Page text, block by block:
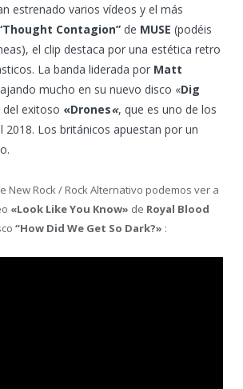
estrenado varios vídeos y el más
Contagion” de MUSE (podéis
el clip destaca por una estética retro
La banda liderada por Matt
mucho en su nuevo disco «Dig
del exitoso «Drones«, que es uno de los
2018. Los británicos apuestan por un
New Rock / Rock Alternativo podemos ver a
«Look Like You Know» de Royal Blood
“How Did We Get So Dark?» :